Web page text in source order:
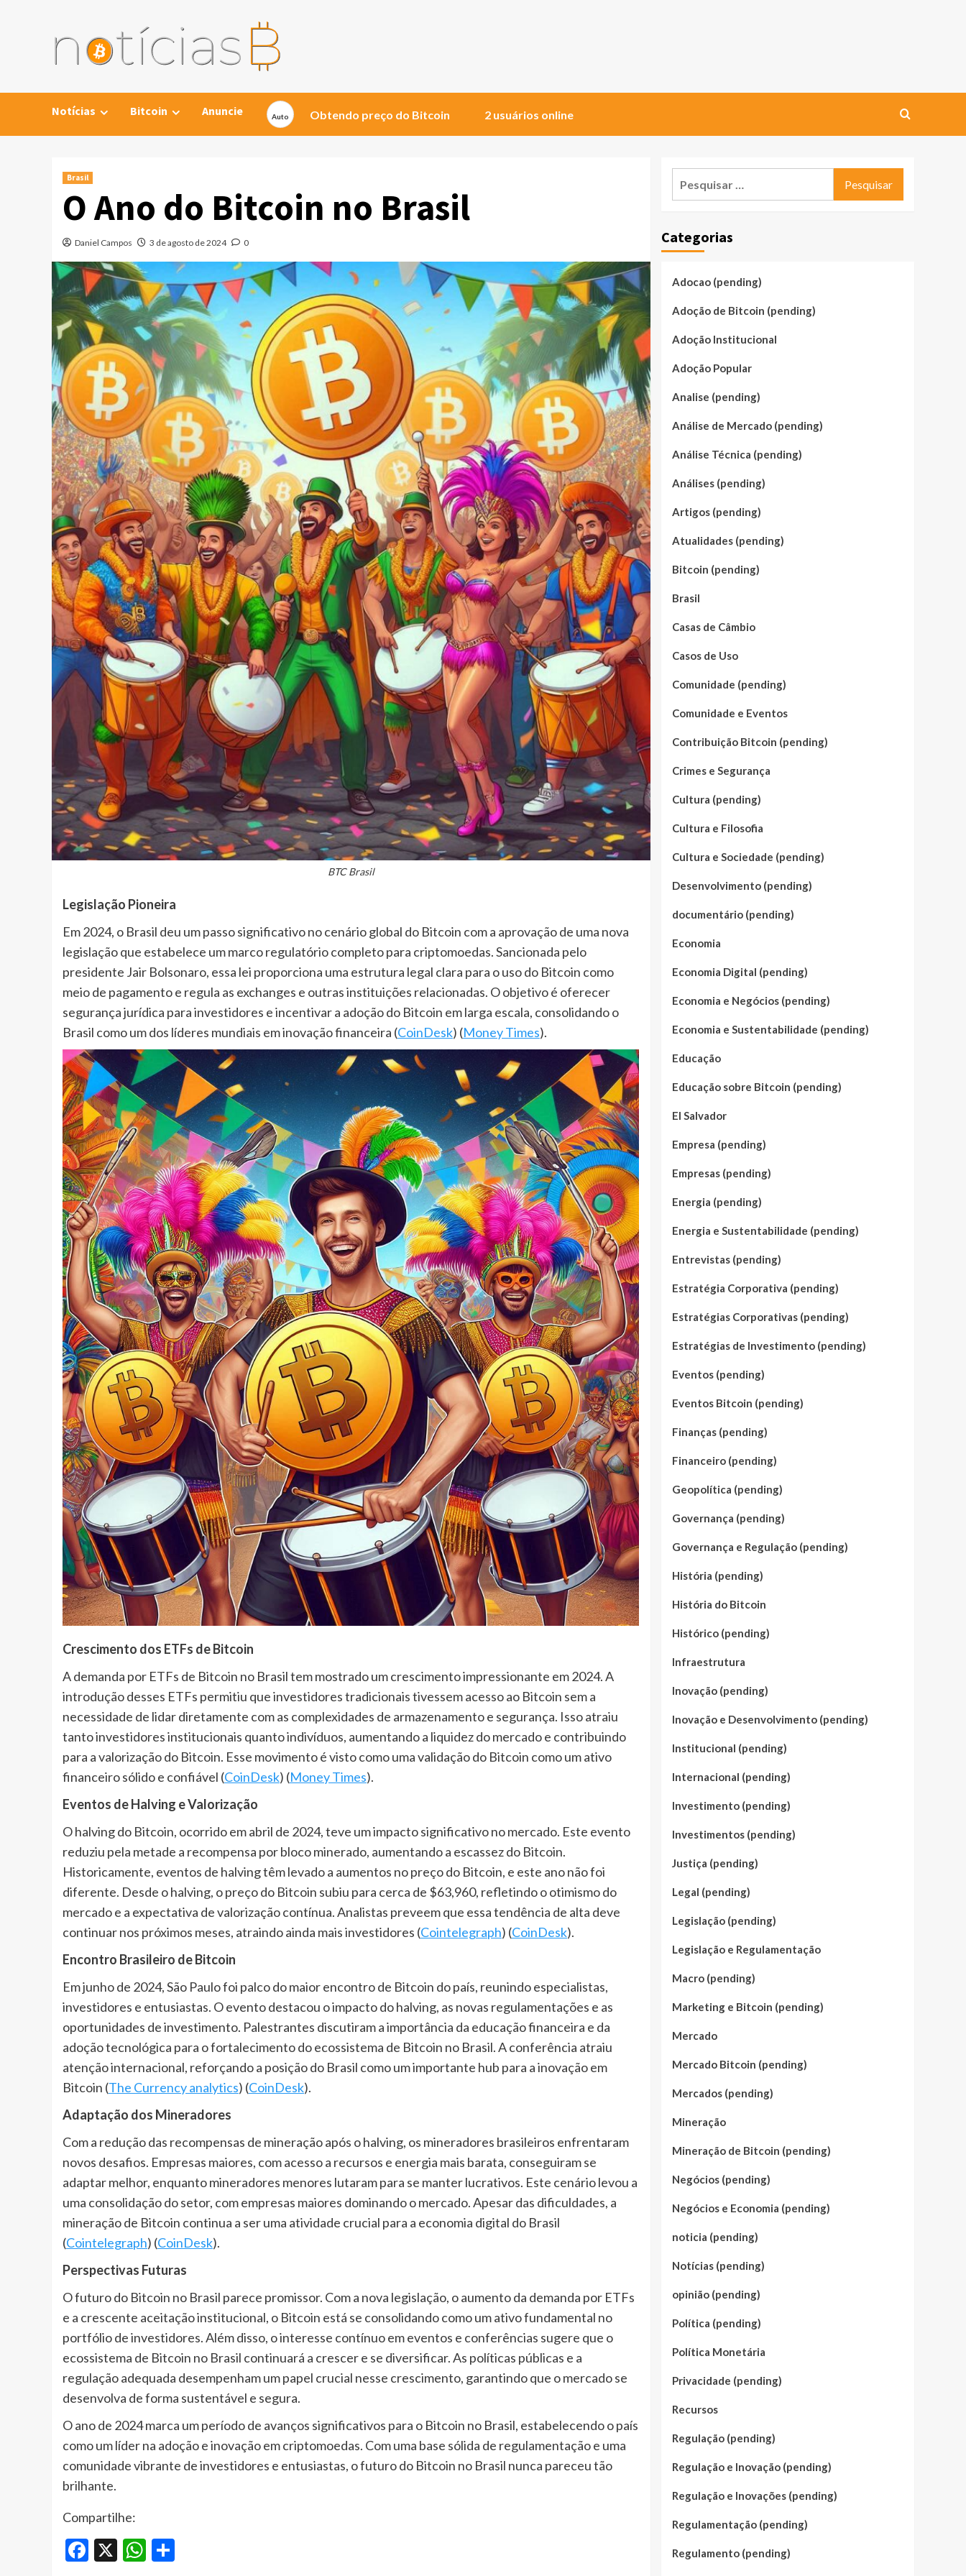
Notícias Bitcoin Anuncie Obtendo preço do Bitcoin 2 usuários online
Brasil
O Ano do Bitcoin no Brasil
Daniel Campos 3 de agosto de 2024 0
BTC Brasil
Legislação Pioneira
Em 2024, o Brasil deu um passo significativo no cenário global do Bitcoin com a aprovação de uma nova
legislação que estabelece um marco regulatório completo para criptomoedas. Sancionada pelo
presidente Jair Bolsonaro, essa lei proporciona uma estrutura legal clara para o uso do Bitcoin como
meio de pagamento e regula as exchanges e outras instituições relacionadas. O objetivo é oferecer
segurança jurídica para investidores e incentivar a adoção do Bitcoin em larga escala, consolidando o
Brasil como um dos líderes mundiais em inovação financeira​ (CoinDesk)​​ (Money Times)​.
Crescimento dos ETFs de Bitcoin
A demanda por ETFs de Bitcoin no Brasil tem mostrado um crescimento impressionante em 2024. A
introdução desses ETFs permitiu que investidores tradicionais tivessem acesso ao Bitcoin sem a
necessidade de lidar diretamente com as complexidades de armazenamento e segurança. Isso atraiu
tanto investidores institucionais quanto indivíduos, aumentando a liquidez do mercado e contribuindo
para a valorização do Bitcoin. Esse movimento é visto como uma validação do Bitcoin como um ativo
financeiro sólido e confiável​ (CoinDesk)​​ (Money Times)​.
Eventos de Halving e Valorização
O halving do Bitcoin, ocorrido em abril de 2024, teve um impacto significativo no mercado. Este evento
reduziu pela metade a recompensa por bloco minerado, aumentando a escassez do Bitcoin.
Historicamente, eventos de halving têm levado a aumentos no preço do Bitcoin, e este ano não foi
diferente. Desde o halving, o preço do Bitcoin subiu para cerca de $63,960, refletindo o otimismo do
mercado e a expectativa de valorização contínua. Analistas preveem que essa tendência de alta deve
continuar nos próximos meses, atraindo ainda mais investidores​ (Cointelegraph)​​ (CoinDesk)​.
Encontro Brasileiro de Bitcoin
Em junho de 2024, São Paulo foi palco do maior encontro de Bitcoin do país, reunindo especialistas,
investidores e entusiastas. O evento destacou o impacto do halving, as novas regulamentações e as
oportunidades de investimento. Palestrantes discutiram a importância da educação financeira e da
adoção tecnológica para o fortalecimento do ecossistema de Bitcoin no Brasil. A conferência atraiu
atenção internacional, reforçando a posição do Brasil como um importante hub para a inovação em
Bitcoin​ (The Currency analytics)​​ (CoinDesk)​.
Adaptação dos Mineradores
Com a redução das recompensas de mineração após o halving, os mineradores brasileiros enfrentaram
novos desafios. Empresas maiores, com acesso a recursos e energia mais barata, conseguiram se
adaptar melhor, enquanto mineradores menores lutaram para se manter lucrativos. Este cenário levou a
uma consolidação do setor, com empresas maiores dominando o mercado. Apesar das dificuldades, a
mineração de Bitcoin continua a ser uma atividade crucial para a economia digital do Brasil​
(Cointelegraph)​​ (CoinDesk)​.
Perspectivas Futuras
O futuro do Bitcoin no Brasil parece promissor. Com a nova legislação, o aumento da demanda por ETFs
e a crescente aceitação institucional, o Bitcoin está se consolidando como um ativo fundamental no
portfólio de investidores. Além disso, o interesse contínuo em eventos e conferências sugere que o
ecossistema de Bitcoin no Brasil continuará a crescer e se diversificar. As políticas públicas e a
regulação adequada desempenham um papel crucial nesse crescimento, garantindo que o mercado se
desenvolva de forma sustentável e segura.
O ano de 2024 marca um período de avanços significativos para o Bitcoin no Brasil, estabelecendo o país
como um líder na adoção e inovação em criptomoedas. Com uma base sólida de regulamentação e uma
comunidade vibrante de investidores e entusiastas, o futuro do Bitcoin no Brasil nunca pareceu tão
brilhante.
Compartilhe:
Facebook
X WhatsApp
Categorias
Adocao (pending)
Adoção de Bitcoin (pending)
Adoção Institucional
Adoção Popular
Analise (pending)
Análise de Mercado (pending)
Análise Técnica (pending)
Análises (pending)
Artigos (pending)
Atualidades (pending)
Bitcoin (pending)
Brasil
Casas de Câmbio
Casos de Uso
Comunidade (pending)
Comunidade e Eventos
Contribuição Bitcoin (pending)
Crimes e Segurança
Cultura (pending)
Cultura e Filosofia
Cultura e Sociedade (pending)
Desenvolvimento (pending)
documentário (pending)
Economia
Economia Digital (pending)
Economia e Negócios (pending)
Economia e Sustentabilidade (pending)
Educação
Educação sobre Bitcoin (pending)
El Salvador
Empresa (pending)
Empresas (pending)
Energia (pending)
Energia e Sustentabilidade (pending)
Entrevistas (pending)
Estratégia Corporativa (pending)
Estratégias Corporativas (pending)
Estratégias de Investimento (pending)
Eventos (pending)
Eventos Bitcoin (pending)
Finanças (pending)
Financeiro (pending)
Geopolítica (pending)
Governança (pending)
Governança e Regulação (pending)
História (pending)
História do Bitcoin
Histórico (pending)
Infraestrutura
Inovação (pending)
Inovação e Desenvolvimento (pending)
Institucional (pending)
Internacional (pending)
Investimento (pending)
Investimentos (pending)
Justiça (pending)
Legal (pending)
Legislação (pending)
Legislação e Regulamentação
Macro (pending)
Marketing e Bitcoin (pending)
Mercado
Mercado Bitcoin (pending)
Mercados (pending)
Mineração
Mineração de Bitcoin (pending)
Negócios (pending)
Negócios e Economia (pending)
noticia (pending)
Notícias (pending)
opinião (pending)
Política (pending)
Política Monetária
Privacidade (pending)
Recursos
Regulação (pending)
Regulação e Inovação (pending)
Regulação e Inovações (pending)
Regulamentação (pending)
Regulamento (pending)